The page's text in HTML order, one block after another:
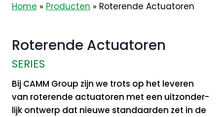
Home » Producten » Roterende Actuatoren
Roterende Actuatoren
SERIES
Bij CAMM Group zijn we trots op het leveren
van roterende actuatoren met een uitzonder­
lijk ontwerp dat nieuwe standaarden zet in de